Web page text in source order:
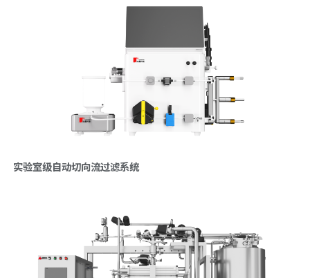
实验室级自动切向流过滤系统